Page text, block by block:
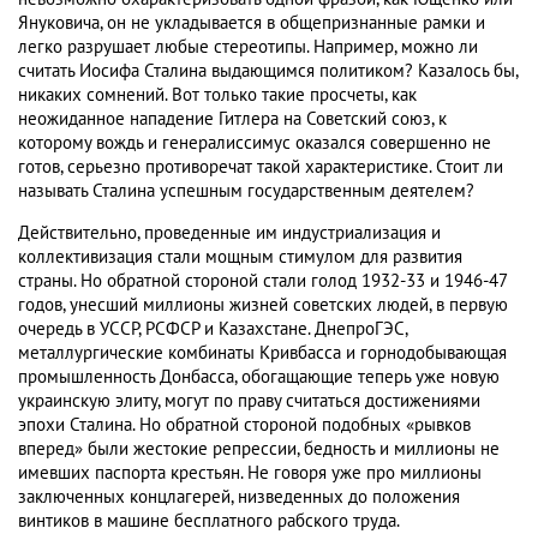
Януковича, он не укладывается в общепризнанные рамки и
легко разрушает любые стереотипы. Например, можно ли
считать Иосифа Сталина выдающимся политиком? Казалось бы,
никаких сомнений. Вот только такие просчеты, как
неожиданное нападение Гитлера на Советский союз, к
которому вождь и генералиссимус оказался совершенно не
готов, серьезно противоречат такой характеристике. Стоит ли
называть Сталина успешным государственным деятелем?
Действительно, проведенные им индустриализация и
коллективизация стали мощным стимулом для развития
страны. Но обратной стороной стали голод 1932-33 и 1946-47
годов, унесший миллионы жизней советских людей, в первую
очередь в УССР, РСФСР и Казахстане. ДнепроГЭС,
металлургические комбинаты Кривбасса и горнодобывающая
промышленность Донбасса, обогащающие теперь уже новую
украинскую элиту, могут по праву считаться достижениями
эпохи Сталина. Но обратной стороной подобных «рывков
вперед» были жестокие репрессии, бедность и миллионы не
имевших паспорта крестьян. Не говоря уже про миллионы
заключенных концлагерей, низведенных до положения
винтиков в машине бесплатного рабского труда.